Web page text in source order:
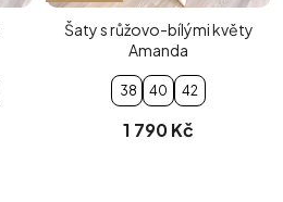
Šaty s růžovo-bílými květy
Amanda
38 40 42
1 790 Kč